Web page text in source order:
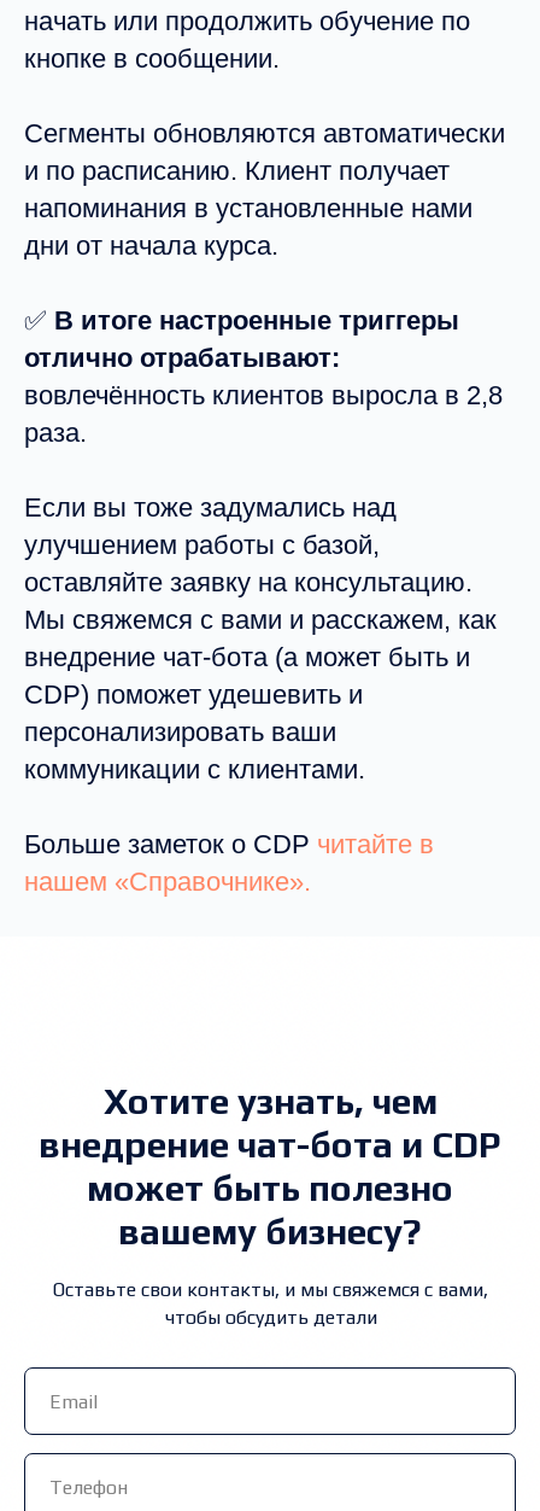
начать или продолжить обучение по
кнопке в сообщении.
Сегменты обновляются автоматически
и по расписанию. Клиент получает
напоминания в установленные нами
дни от начала курса.
✅ В итоге настроенные триггеры
отлично отрабатывают:
вовлечённость клиентов выросла в 2,8
раза.
Если вы тоже задумались над
улучшением работы с базой,
оставляйте заявку на консультацию.
Мы свяжемся с вами и расскажем, как
внедрение чат-бота (а может быть и
CDP) поможет удешевить и
персонализировать ваши
коммуникации с клиентами.
Больше заметок о CDP читайте в
нашем «Справочнике».
Хотите узнать, чем
внедрение чат-бота и CDP
может быть полезно
вашему бизнесу?
Оставьте свои контакты, и мы свяжемся с вами,
чтобы обсудить детали